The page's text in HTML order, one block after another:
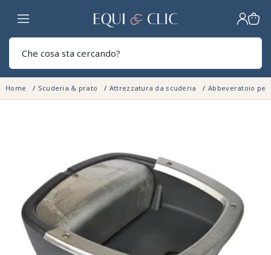
Casa
Home Scuderia & prato Attrezzatura da scuderia Abbeveratoio